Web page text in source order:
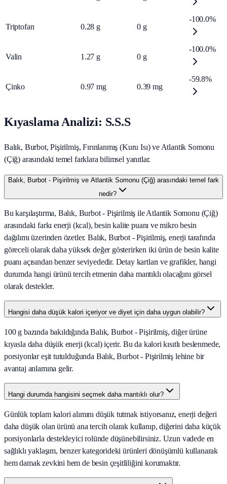
Triptofan 0.28 g 0 g
-100.0%
Valin 1.27 g 0 g
-100.0%
Çinko 0.97 mg 0.39 mg
-59.8%
Kıyaslama Analizi: S.S.S
Balık, Burbot, Pişirilmiş, Fırınlanmış (Kuru Isı) ve Atlantik Somonu
(Çiğ) arasındaki temel farklara bilimsel yanıtlar.
Balık, Burbot - Pişirilmiş ve Atlantik Somonu (Çiğ) arasındaki temel fark
nedir?
Bu karşılaştırma, Balık, Burbot - Pişirilmiş ile Atlantik Somonu (Çiğ)
arasındaki farkı enerji (kcal), besin kalite puanı ve mikro besin
dağılımı üzerinden özetler. Balık, Burbot - Pişirilmiş, enerji tarafında
göreceli olarak daha yüksek değer gösterirken iki ürün de besin kalite
puanı açısından benzer seviyededir. Detay kartları ve grafikler, hangi
durumda hangi ürünü tercih etmenin daha mantıklı olacağını görsel
olarak destekler.
Hangisi daha düşük kalori içeriyor ve diyet için daha uygun olabilir?
100 g bazında bakıldığında Balık, Burbot - Pişirilmiş, diğer ürüne
kıyasla daha düşük enerji (kcal) içerir. Bu da kalori kısıtlı beslenmede,
porsiyonlar eşit tutulduğunda Balık, Burbot - Pişirilmiş lehine bir
avantaj anlamına gelir.
Hangi durumda hangisini seçmek daha mantıklı olur?
Günlük toplam kalori alımını düşük tutmak istiyorsanız, enerji değeri
daha düşük olan ürünü ana tercih olarak kullanıp, diğerini daha küçük
porsiyonlarla destekleyici rolünde düşünebilirsiniz. Uzun vadede en
sağlıklı yaklaşım, benzer kategorideki ürünleri dönüşümlü kullanarak
hem damak zevkini hem de besin çeşitliliğini korumaktır.